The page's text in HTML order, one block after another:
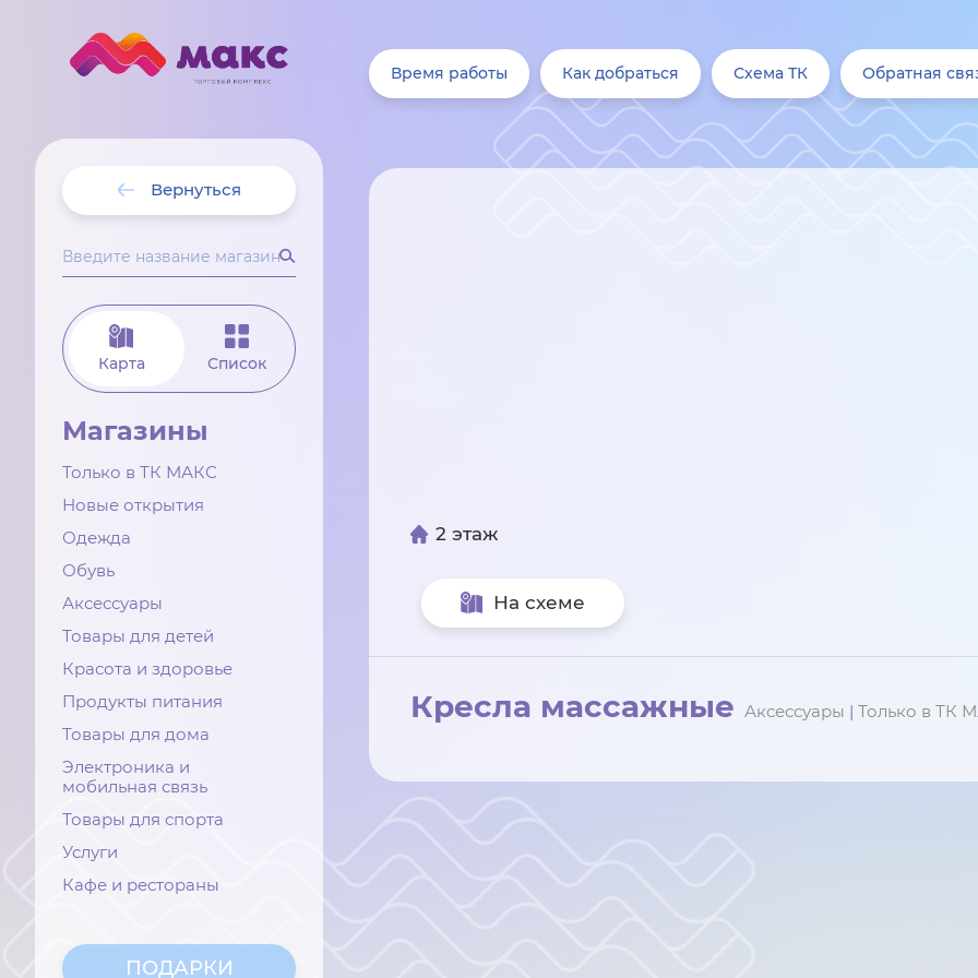
Вернуться
Карта Список
Магазины
Только в ТК МАКС
Новые открытия
Одежда
Обувь
Аксессуары
Товары для детей
Красота и здоровье
Продукты питания
Товары для дома
Электроника и
мобильная связь
Товары для спорта
Услуги
Кафе и рестораны
ПОДАРКИ
Время работы Как добраться Схема ТК Обратная
2 этаж
На схеме
Кресла массажные Аксессуары | Только в ТК